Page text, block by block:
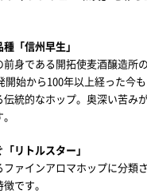
「信州早生」
身である開拓使麦酒醸造所
開始から100年以上経った今
統的なホップ。奥深い苦み
リトルスター」
ァインアロマホップに分類
です。